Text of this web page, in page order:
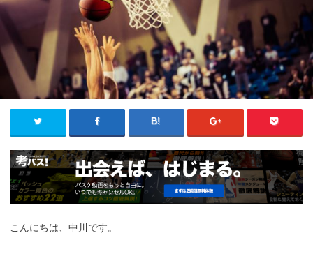
こんにちは、中川です。